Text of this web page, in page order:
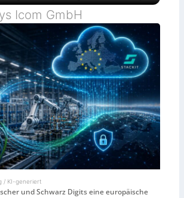
Icom GmbH
/ KI-generiert
und Schwarz Digits eine europäische